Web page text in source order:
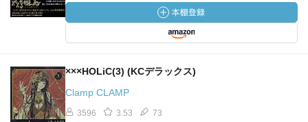
×××HOLiC(3) (KCデラックス)
Clamp CLAMP
3596 3.53 73